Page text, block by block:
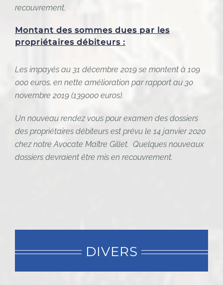
recouvrement.
Montant des sommes dues par les
propriétaires débiteurs :
Les impayés au 31 décembre 2019 se montent à 109
000 euros, en nette amélioration par rapport au 30
novembre 2019 (139000 euros).
Un nouveau rendez vous pour examen des dossiers
des propriétaires débiteurs est prévu le 14 janvier 2020
chez notre Avocate Maître Gillet. Quelques nouveaux
dossiers devraient être mis en recouvrement.
DIVERS